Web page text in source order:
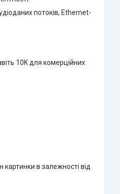
потоків, Ethernet-
10K для комерційних
в залежності від